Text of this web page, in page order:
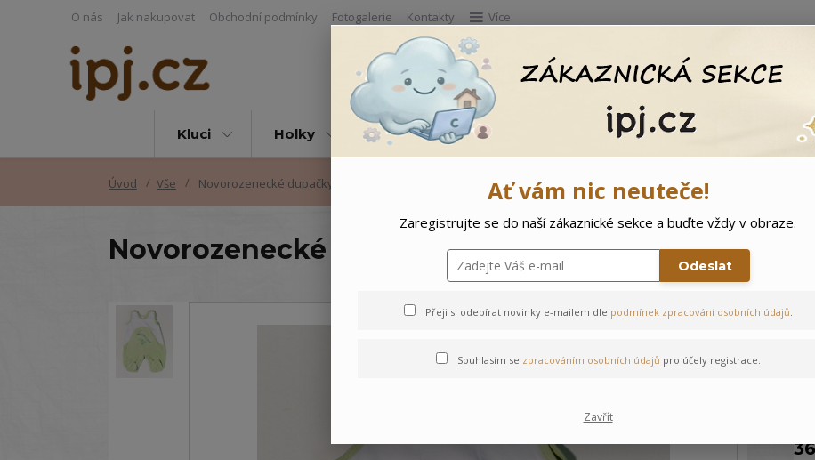
O nás Jak nakupovat Obchodní podmínky Fotogalerie Kontakty Více
Hledat
Kluci Holky Vše Doprodej Ostatní 🌲 Vítejte ve světě
Úvod Vše Novorozenecké dupačky Vláček
Novorozenecké dupačky Vláček
Ať vám nic neuteče!
Zaregistrujte se do naší zákaznické sekce a buďte vždy v obraze.
Odeslat
Přeji si odebírat novinky e-mailem dle podmínek zpracování osobních údajů.
Souhlasím se zpracováním osobních údajů pro účely registrace.
Zavřít